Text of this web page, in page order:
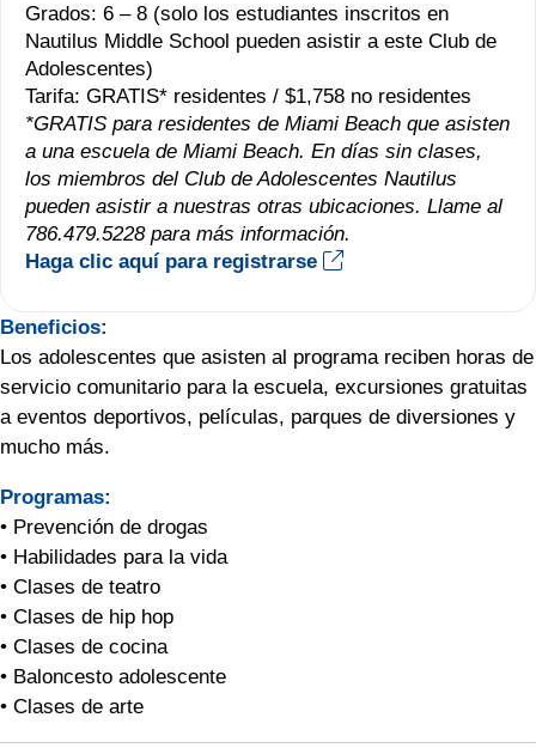
Grados: 6 – 8 (solo los estudiantes inscritos en
Nautilus Middle School pueden asistir a este Club de
Adolescentes)
Tarifa: GRATIS* residentes / $1,758 no residentes
*GRATIS para residentes de Miami Beach que asisten
a una escuela de Miami Beach. En días sin clases,
los miembros del Club de Adolescentes Nautilus
pueden asistir a nuestras otras ubicaciones. Llame al
786.479.5228 para más información.
Haga clic aquí para registrarse
Beneficios:
Los adolescentes que asisten al programa reciben horas de
servicio comunitario para la escuela, excursiones gratuitas
a eventos deportivos, películas, parques de diversiones y
mucho más.
Programas:
• Prevención de drogas
• Habilidades para la vida
• Clases de teatro
• Clases de hip hop
• Clases de cocina
• Baloncesto adolescente
• Clases de arte